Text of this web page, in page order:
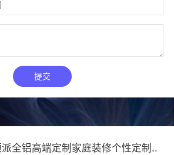
全铝高端定制家庭装修个性定制..
提交